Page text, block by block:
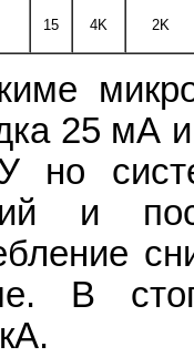
15 4K 2K
25 мА
но
и
В